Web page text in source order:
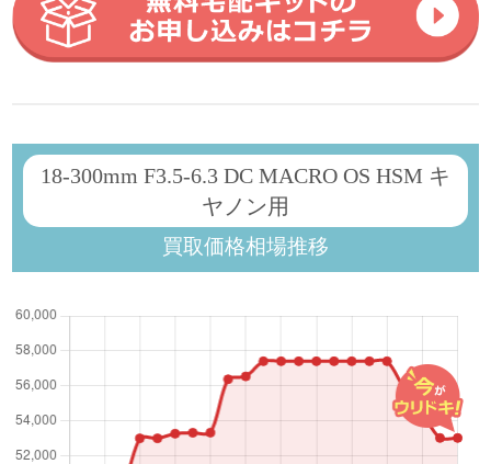
18-300mm F3.5-6.3 DC MACRO OS HSM キ
ヤノン用
買取価格相場推移